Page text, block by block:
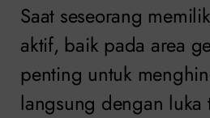
Saat seseorang
aktif, baik pada area
penting untuk
langsung dengan luka